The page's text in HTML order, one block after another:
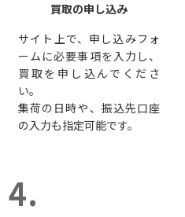
買取の申し込み
サイト上で、申し込みフォ
ームに必要事項を入力し、
買取を申し込んでくださ
い。
集荷の日時や、振込先口座
の入力も指定可能です。
4.